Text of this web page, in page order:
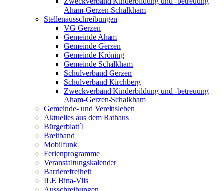
Aham-Gerzen-Schalkham
Stellenausschreibungen
VG Gerzen
Gemeinde Aham
Gemeinde Gerzen
Gemeinde Kröning
Gemeinde Schalkham
Schulverband Gerzen
Schulverband Kirchberg
Zweckverband Kinderbildung und -betreuung
Aham-Gerzen-Schalkham
Gemeinde- und Vereinsleben
Aktuelles aus dem Rathaus
Bürgerblatt`l
Breitband
Mobilfunk
Ferienprogramme
Veranstaltungskalender
Barrierefreiheit
ILE Bina-Vils
Ausschreibungen